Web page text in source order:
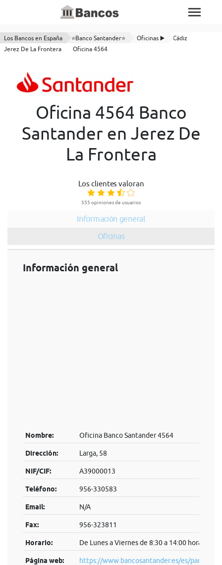
Los Bancos en España ⭐Banco Santander⭐ Oficinas ▶️
Cádiz
Jerez De La Frontera
Oficina 4564
Oficina 4564 Banco
Santander en Jerez De
La Frontera
Los clientes valoran
555 opiniones de usuarios
Información general
Oficinas
Información general
Nombre: Oficina Banco Santander 4564
Dirección: Larga, 58
NIF/CIF: A39000013
Teléfono: 956-330583
Email: N/A
Fax: 956-323811
Horario: De Lunes a Viernes de 8:30 a 14:00 horas.
Página web: https://www.bancosantander.es/es/